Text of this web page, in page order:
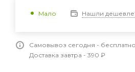
Мало Нашли
Самовывоз сегодня - бесплатно
Доставка завтра - 390 ₽